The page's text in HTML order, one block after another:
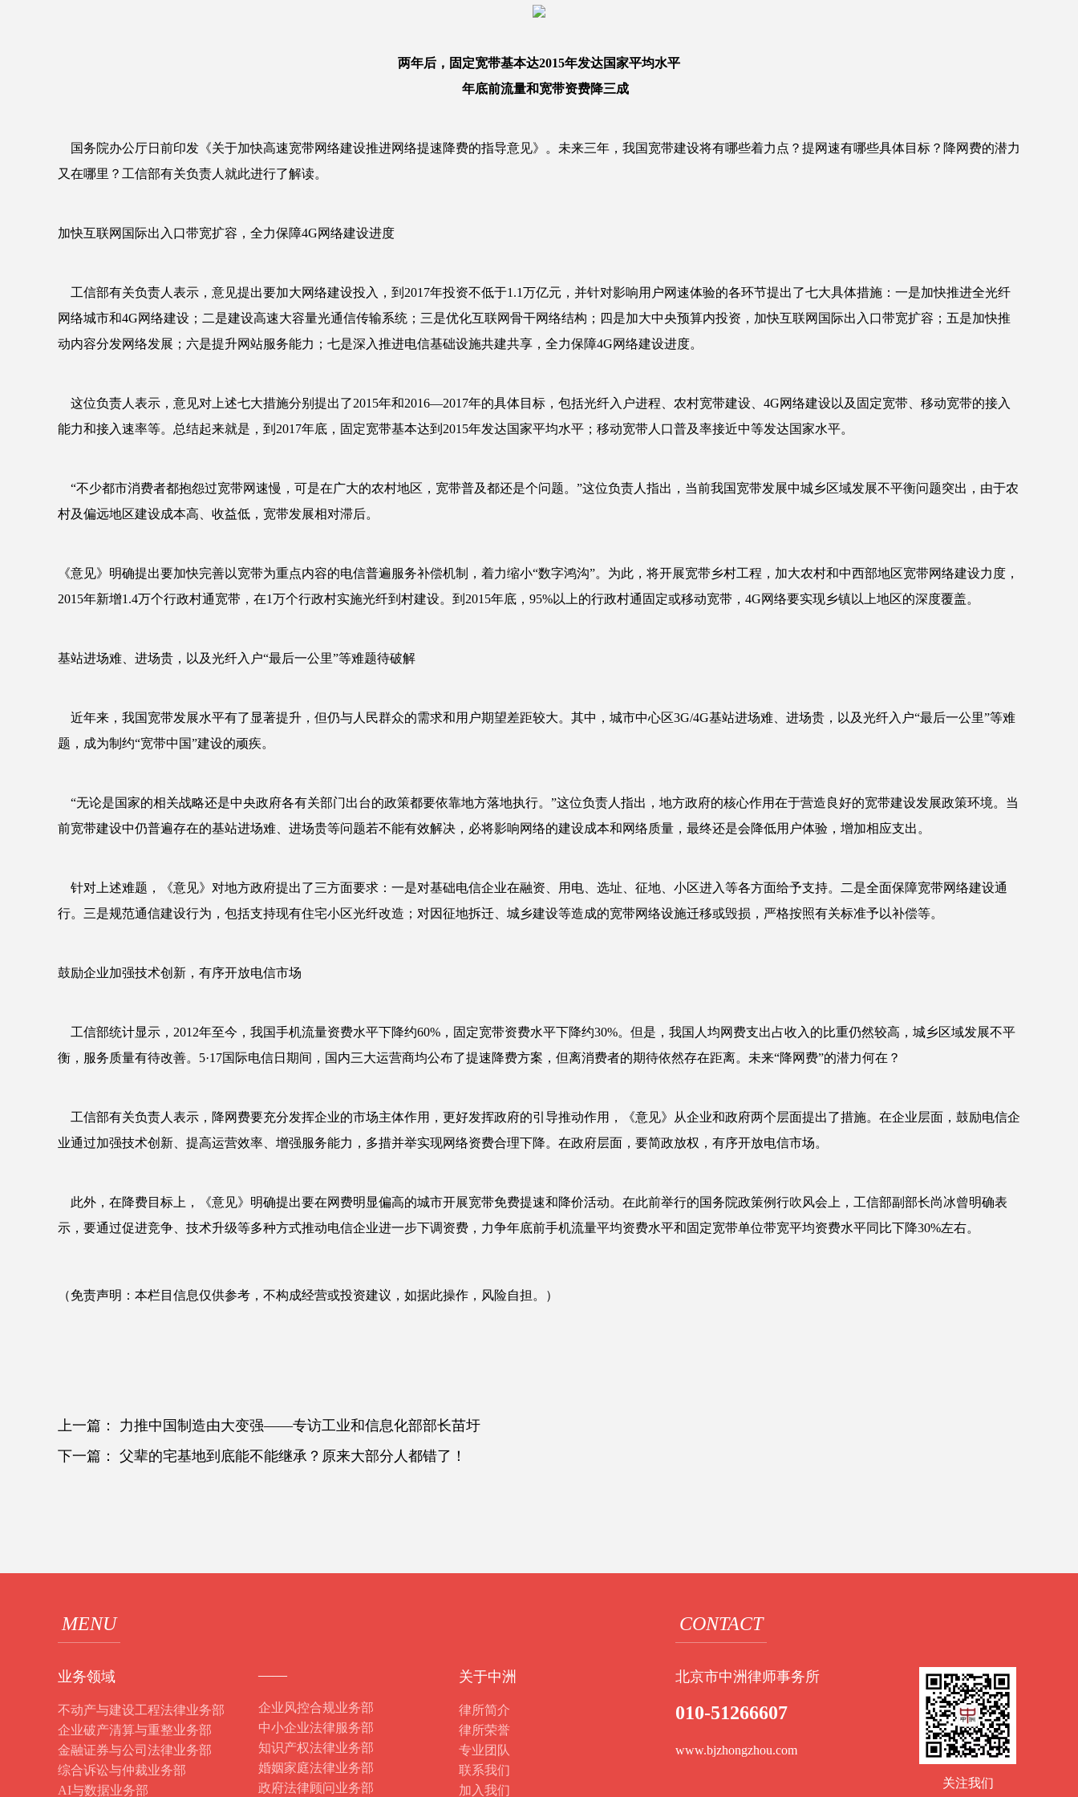
两年后，固定宽带基本达2015年发达国家平均水平
年底前流量和宽带资费降三成
国务院办公厅日前印发《关于加快高速宽带网络建设推进网络提速降费的指导意见》。未来三年，我国宽带建设将有哪些着力点？提网速有哪些具体目标？降网费的潜力
又在哪里？工信部有关负责人就此进行了解读。
加快互联网国际出入口带宽扩容，全力保障4G网络建设进度
工信部有关负责人表示，意见提出要加大网络建设投入，到2017年投资不低于1.1万亿元，并针对影响用户网速体验的各环节提出了七大具体措施：一是加快推进全光纤
网络城市和4G网络建设；二是建设高速大容量光通信传输系统；三是优化互联网骨干网络结构；四是加大中央预算内投资，加快互联网国际出入口带宽扩容；五是加快推
动内容分发网络发展；六是提升网站服务能力；七是深入推进电信基础设施共建共享，全力保障4G网络建设进度。
这位负责人表示，意见对上述七大措施分别提出了2015年和2016—2017年的具体目标，包括光纤入户进程、农村宽带建设、4G网络建设以及固定宽带、移动宽带的接入
能力和接入速率等。总结起来就是，到2017年底，固定宽带基本达到2015年发达国家平均水平；移动宽带人口普及率接近中等发达国家水平。
“不少都市消费者都抱怨过宽带网速慢，可是在广大的农村地区，宽带普及都还是个问题。”这位负责人指出，当前我国宽带发展中城乡区域发展不平衡问题突出，由于农
村及偏远地区建设成本高、收益低，宽带发展相对滞后。
《意见》明确提出要加快完善以宽带为重点内容的电信普遍服务补偿机制，着力缩小“数字鸿沟”。为此，将开展宽带乡村工程，加大农村和中西部地区宽带网络建设力度，
2015年新增1.4万个行政村通宽带，在1万个行政村实施光纤到村建设。到2015年底，95%以上的行政村通固定或移动宽带，4G网络要实现乡镇以上地区的深度覆盖。
基站进场难、进场贵，以及光纤入户“最后一公里”等难题待破解
近年来，我国宽带发展水平有了显著提升，但仍与人民群众的需求和用户期望差距较大。其中，城市中心区3G/4G基站进场难、进场贵，以及光纤入户“最后一公里”等难
题，成为制约“宽带中国”建设的顽疾。
“无论是国家的相关战略还是中央政府各有关部门出台的政策都要依靠地方落地执行。”这位负责人指出，地方政府的核心作用在于营造良好的宽带建设发展政策环境。当
前宽带建设中仍普遍存在的基站进场难、进场贵等问题若不能有效解决，必将影响网络的建设成本和网络质量，最终还是会降低用户体验，增加相应支出。
针对上述难题，《意见》对地方政府提出了三方面要求：一是对基础电信企业在融资、用电、选址、征地、小区进入等各方面给予支持。二是全面保障宽带网络建设通
行。三是规范通信建设行为，包括支持现有住宅小区光纤改造；对因征地拆迁、城乡建设等造成的宽带网络设施迁移或毁损，严格按照有关标准予以补偿等。
鼓励企业加强技术创新，有序开放电信市场
工信部统计显示，2012年至今，我国手机流量资费水平下降约60%，固定宽带资费水平下降约30%。但是，我国人均网费支出占收入的比重仍然较高，城乡区域发展不平
衡，服务质量有待改善。5·17国际电信日期间，国内三大运营商均公布了提速降费方案，但离消费者的期待依然存在距离。未来“降网费”的潜力何在？
工信部有关负责人表示，降网费要充分发挥企业的市场主体作用，更好发挥政府的引导推动作用，《意见》从企业和政府两个层面提出了措施。在企业层面，鼓励电信企
业通过加强技术创新、提高运营效率、增强服务能力，多措并举实现网络资费合理下降。在政府层面，要简政放权，有序开放电信市场。
此外，在降费目标上，《意见》明确提出要在网费明显偏高的城市开展宽带免费提速和降价活动。在此前举行的国务院政策例行吹风会上，工信部副部长尚冰曾明确表
示，要通过促进竞争、技术升级等多种方式推动电信企业进一步下调资费，力争年底前手机流量平均资费水平和固定宽带单位带宽平均资费水平同比下降30%左右。
（免责声明：本栏目信息仅供参考，不构成经营或投资建议，如据此操作，风险自担。）
上一篇： 力推中国制造由大变强——专访工业和信息化部部长苗圩
下一篇： 父辈的宅基地到底能不能继承？原来大部分人都错了！
MENU
业务领域
不动产与建设工程法律业务部
企业破产清算与重整业务部
金融证券与公司法律业务部
综合诉讼与仲裁业务部
AI与数据业务部
——
企业风控合规业务部
中小企业法律服务部
知识产权法律业务部
婚姻家庭法律业务部
政府法律顾问业务部
关于中洲
律所简介
律所荣誉
专业团队
联系我们
加入我们
CONTACT
北京市中洲律师事务所
010-51266607
www.bjzhongzhou.com
关注我们